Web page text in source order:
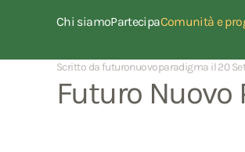
Chi siamoPartecipaComunità e
Scritto da futuronuovoparadigma il20
Futuro Nuovo